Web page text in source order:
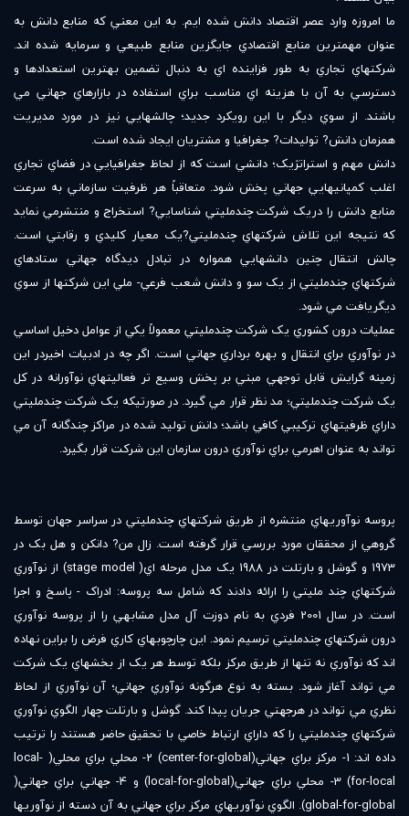
ما امروزه وارد عصر اقتصاد دانش شده ايم. به اين معني که منابع دانش به
عنوان مهمترين منابع اقتصادي جايگزين منابع طبيعي و سرمايه شده اند.
شرکتهاي تجاري به طور فزاينده اي به دنبال تضمين بهترين استعدادها و
دسترسي به آن با هزينه اي مناسب براي استفاده در بازارهاي جهاني مي
باشند. از سوي ديگر با اين رويکرد جديد؛ چالشهايي نيز در مورد مديريت
همزمان دانش? توليدات? جغرافيا و مشتريان ايجاد شده است.
دانش مهم و استراتژيک؛ دانشي است که از لحاظ جغرافيايي در فضاي تجاري
اغلب کمپانيهايي جهاني پخش شود. متعاقباً هر ظرفيت سازماني به سرعت
منابع دانش را دريک شرکت چندمليتي شناسايي? استخراج و منتشرمي نمايد
که نتيجه اين تلاش شرکتهاي چندمليتي?يک معيار کليدي و رقابتي است.
چالش انتقال چنين دانشهايي همواره در تبادل ديدگاه جهاني ستادهاي
شرکتهاي چندمليتي از يک سو و دانش شعب فرعي- ملي اين شرکتها از سوي
ديگريافت مي شود.
عمليات درون کشوري يک شرکت چندمليتي معمولاً يکي از عوامل دخيل اساسي
در نوآوري براي انتقال و بهره برداري جهاني است. اگر چه در ادبيات اخيردر اين
زمينه گرايش قابل توجهي مبني بر پخش وسيع تر فعاليتهاي نوآورانه در کل
يک شرکت چندمليتي؛ مد نظر قرار مي گيرد. در صورتيکه يک شرکت چندمليتي
داراي ظرفيتهاي ترکيبي کافي باشد؛ دانش توليد شده در مراکز چندگانه آن مي
تواند به عنوان اهرمي براي نوآوري درون سازمان اين شرکت قرار بگيرد.
پروسه نوآوريهاي منتشره از طريق شرکتهاي چندمليتي در سراسر جهان توسط
گروهي از محققان مورد بررسي قرار گرفته است. زال من? دانکن و هل بک در
1973 و گوشل و بارتلت در 1988 يک مدل مرحله اي( stage model) از نوآوري
شرکتهاي چند مليتي را ارائه دادند که شامل سه پروسه: ادراک - پاسخ و اجرا
است. در سال 2001 فردي به نام دوزت آل مدل مشابهي را از پروسه نوآوري
درون شرکتهاي چندمليتي ترسيم نمود. اين چارچوبهاي کاري فرض را براين نهاده
اند که نوآوري نه تنها از طريق مرکز بلکه توسط هر يک از بخشهاي يک شرکت
مي تواند آغاز شود. بسته به نوع هرگونه نوآوري جهاني؛ آن نوآوري از لحاظ
نظري مي تواند در هرجهتي جريان پيدا کند. گوشل و بارتلت چهار الگوي نوآوري
شرکتهاي چندمليتي را که داراي ارتباط خاصي با تحقيق حاضر هستند را ترتيب
داده اند: 1- مرکز براي جهاني(center-for-global) 2- محلي براي محلي( local-
for-local) 3- محلي براي جهاني(local-for-global) و 4- جهاني براي جهاني(
global-for-global). الگوي نوآوريهاي مرکز براي جهاني به آن دسته از نوآوريها